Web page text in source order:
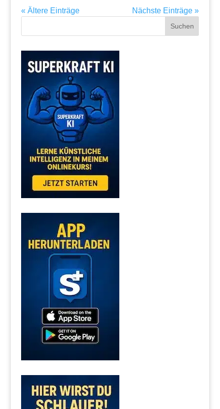
« Ältere Einträge Nächste Einträge »